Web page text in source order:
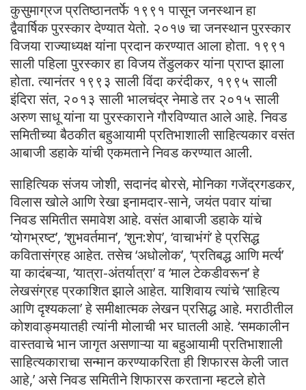
कुसुमाग्रज प्रतिष्ठानतर्फे १९९१ पासून जनस्थान हा
द्वैवार्षिक पुरस्कार देण्यात येतो. २०१७ चा जनस्थान पुरस्कार
विजया राज्याध्यक्ष यांना प्रदान करण्यात आला होता. १९९१
साली पहिला पुरस्कार हा विजय तेंडुलकर यांना प्राप्त झाला
होता. त्यानंतर १९९३ साली विंदा करंदीकर, १९९५ साली
इंदिरा संत, २०१३ साली भालचंद्र नेमाडे तर २०१५ साली
अरुण साधू यांना या पुरस्काराने गौरविण्यात आले आहे. निवड
समितीच्या बैठकीत बहुआयामी प्रतिभाशाली साहित्यकार वसंत
आबाजी डहाके यांची एकमताने निवड करण्यात आली.
साहित्यिक संजय जोशी, सदानंद बोरसे, मोनिका गजेंद्रगडकर,
विलास खोले आणि रेखा इनामदार-साने, जयंत पवार यांचा
निवड समितीत समावेश आहे. वसंत आबाजी डहाके यांचे
‘योगभ्रष्ट’, ‘शुभवर्तमान’, ‘शुन:शेप’, ‘वाचाभंगं’ हे प्रसिद्ध
कवितासंग्रह आहेत. तसेच ‘अधोलोक’, ‘प्रतिबद्ध आणि मर्त्य’
या कादंबऱ्या, ‘यात्रा-अंतर्यात्रा’ व ‘माल टेकडीवरून’ हे
लेखसंग्रह प्रकाशित झाले आहेत. याशिवाय त्यांचे ‘साहित्य
आणि दृश्यकला’ हे समीक्षात्मक लेखन प्रसिद्ध आहे. मराठीतील
कोशवाङ्मयातही त्यांनी मोलाची भर घातली आहे. ‘समकालीन
वास्तवाचे भान जागृत असणाऱ्या या बहुआयामी प्रतिभाशाली
साहित्यकाराचा सन्मान करण्याकरिता ही शिफारस केली जात
आहे,’ असे निवड समितीने शिफारस करताना म्हटले होते